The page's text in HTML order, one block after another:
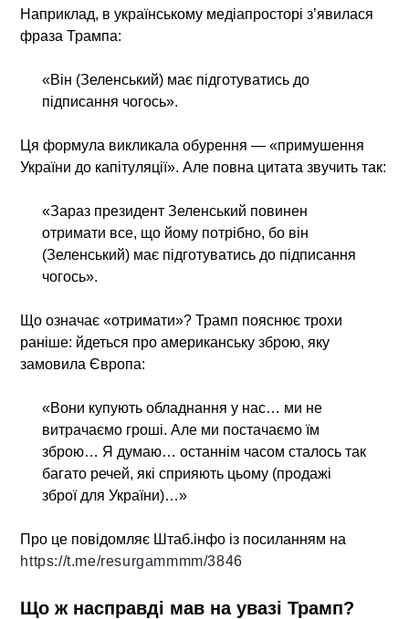
Наприклад, в українському медіапросторі з’явилася
фраза Трампа:
«Він (Зеленський) має підготуватись до
підписання чогось».
Ця формула викликала обурення — «примушення
України до капітуляції». Але повна цитата звучить так:
«Зараз президент Зеленський повинен
отримати все, що йому потрібно, бо він
(Зеленський) має підготуватись до підписання
чогось».
Що означає «отримати»? Трамп пояснює трохи
раніше: йдеться про американську зброю, яку
замовила Європа:
«Вони купують обладнання у нас… ми не
витрачаємо гроші. Але ми постачаємо їм
зброю… Я думаю… останнім часом сталось так
багато речей, які сприяють цьому (продажі
зброї для України)…»
Про це повідомляє Штаб.інфо із посиланням на
https://t.me/resurgammmm/3846
Що ж насправді мав на увазі Трамп?